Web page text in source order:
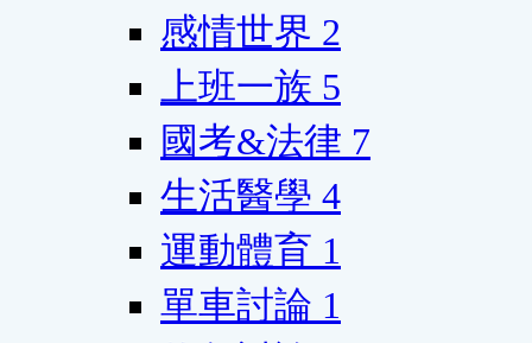
感情世界 2
上班一族 5
國考&法律 7
生活醫學 4
運動體育 1
單車討論 1